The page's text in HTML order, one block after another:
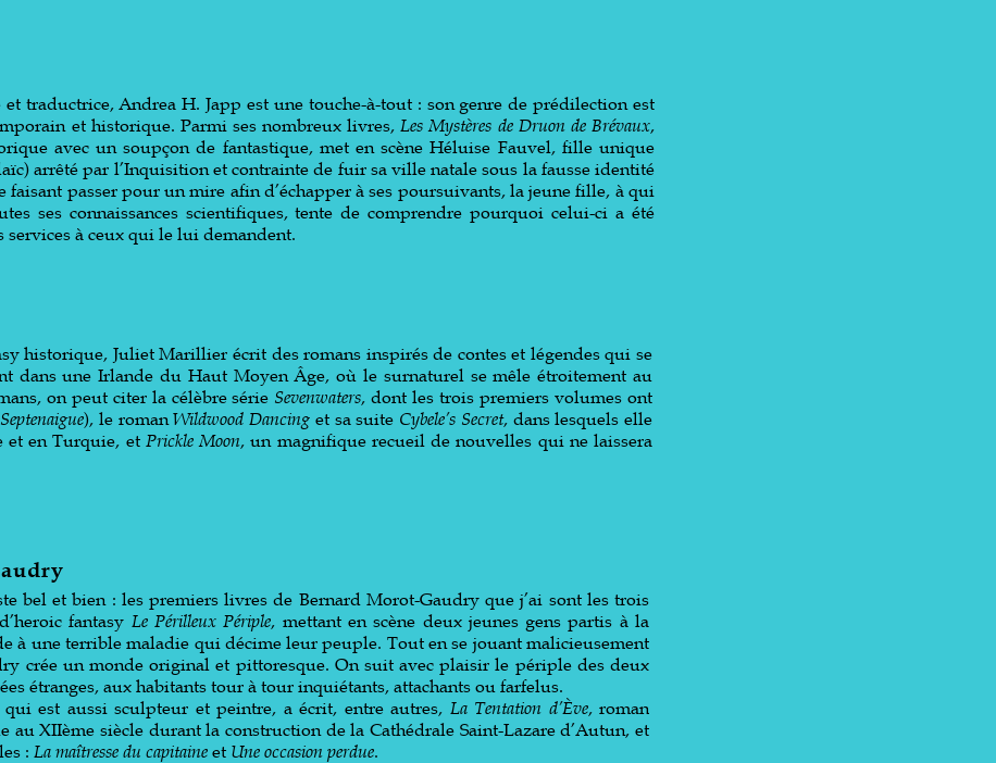
traductrice, Andrea H. Japp est une touche-à-tout : son genre de prédilection est
et historique. Parmi ses nombreux livres,Les Mystères de Druon de Brévaux,
avec un soupçon de fantastique, met en scène Héluise Fauvel, fille unique
arrêté par l’Inquisition et contrainte de fuir sa ville natale sous la fausse identité
faisant passer pour un mire afin d’échapper à ses poursuivants, la jeune fille, à qui
ses connaissances scientifiques, tente de comprendre pourquoi celui-ci a été
services à ceux qui le lui demandent.
historique, Juliet Marillier écrit des romans inspirés de contes et légendes qui se
dans une Irlande du Haut Moyen Âge, où le surnaturel se mêle étroitement au
on peut citer la célèbre série Sevenwaters, dont les trois premiers volumes ont
Septenaigue), le romanWildwood Dancing et sa suite Cybele’s Secret, dans lesquels elle
et en Turquie, et Prickle Moon, un magnifique recueil de nouvelles qui ne laissera
bel et bien : les premiers livres de Bernard Morot-Gaudry que j’ai sont les trois
fantasy Le Périlleux Périple, mettant en scène deux jeunes gens partis à la
à une terrible maladie qui décime leur peuple. Tout en se jouant malicieusement
crée un monde original et pittoresque. On suit avec plaisir le périple des deux
étranges, aux habitants tour à tour inquiétants, attachants ou farfelus.
est aussi sculpteur et peintre, a écrit, entre autres, La Tentation d’Ève, roman
au XIIème siècle durant la construction de la Cathédrale Saint-Lazare d’Autun, et
: La maîtresse du capitaine et Une occasion perdue.